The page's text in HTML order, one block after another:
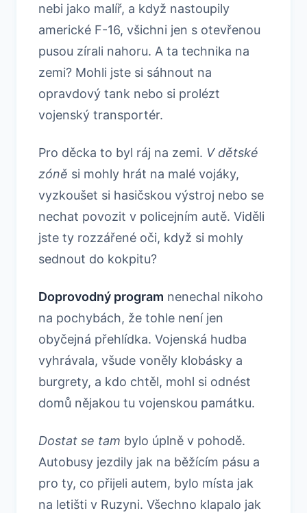
nebi jako malíř, a když nastoupily
americké F-16, všichni jen s otevřenou
pusou zírali nahoru. A ta technika na
zemi? Mohli jste si sáhnout na
opravdový tank nebo si prolézt
vojenský transportér.
Pro děcka to byl ráj na zemi. V dětské
zóně si mohly hrát na malé vojáky,
vyzkoušet si hasičskou výstroj nebo se
nechat povozit v policejním autě. Viděli
jste ty rozzářené oči, když si mohly
sednout do kokpitu?
Doprovodný program nenechal nikoho
na pochybách, že tohle není jen
obyčejná přehlídka. Vojenská hudba
vyhrávala, všude voněly klobásky a
burgrety, a kdo chtěl, mohl si odnést
domů nějakou tu vojenskou památku.
Dostat se tam bylo úplně v pohodě.
Autobusy jezdily jak na běžícím pásu a
pro ty, co přijeli autem, bylo místa jak
na letišti v Ruzyni. Všechno klapalo jak